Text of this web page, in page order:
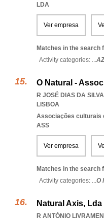
LDA
Ver empresa
Matches in the search
Activity categories: ...
O Natural -
R JOSÉ DIAS DA
LISBOA
Associações culturais
ASS
Ver empresa
Matches in the search
Activity categories: ...O
Natural Axis, Lda
R ANTÓNIO